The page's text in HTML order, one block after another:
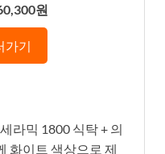
원
가기
라믹 1800 식탁 + 의
화이트 색상으로 제